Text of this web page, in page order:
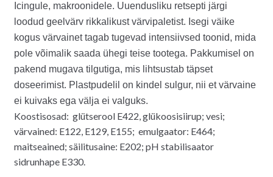
Icingule, makroonidele. Uuendusliku retsepti järgi
loodud geelvärv rikkalikust värvipaletist. Isegi väike
kogus värvainet tagab tugevad intensiivsed toonid, mida
pole võimalik saada ühegi teise tootega. Pakkumisel on
pakend mugava tilgutiga, mis lihtsustab täpset
doseerimist. Plastpudelil on kindel sulgur, nii et värvaine
ei kuivaks ega välja ei valguks.
Koostisosad: glütserool E422, glükoosisiirup; vesi;
värvained: E122, E129, E155; emulgaator: E464;
maitseained; säilitusaine: E202; pH stabilisaator
sidrunhape E330.